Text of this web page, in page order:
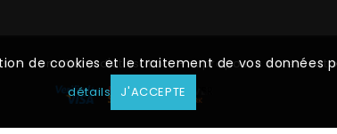
Conditions d'utilisation A propos Paiement
de cookies et le traitement de vos données
détails
J'ACCEPTE